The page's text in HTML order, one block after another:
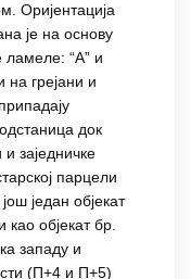
Оријентација
је на основу
ламеле: “А” и
на грејани и
док
заједничке
парцели
један објекат
објекат бр.
западу и
(П+4 и П+5)